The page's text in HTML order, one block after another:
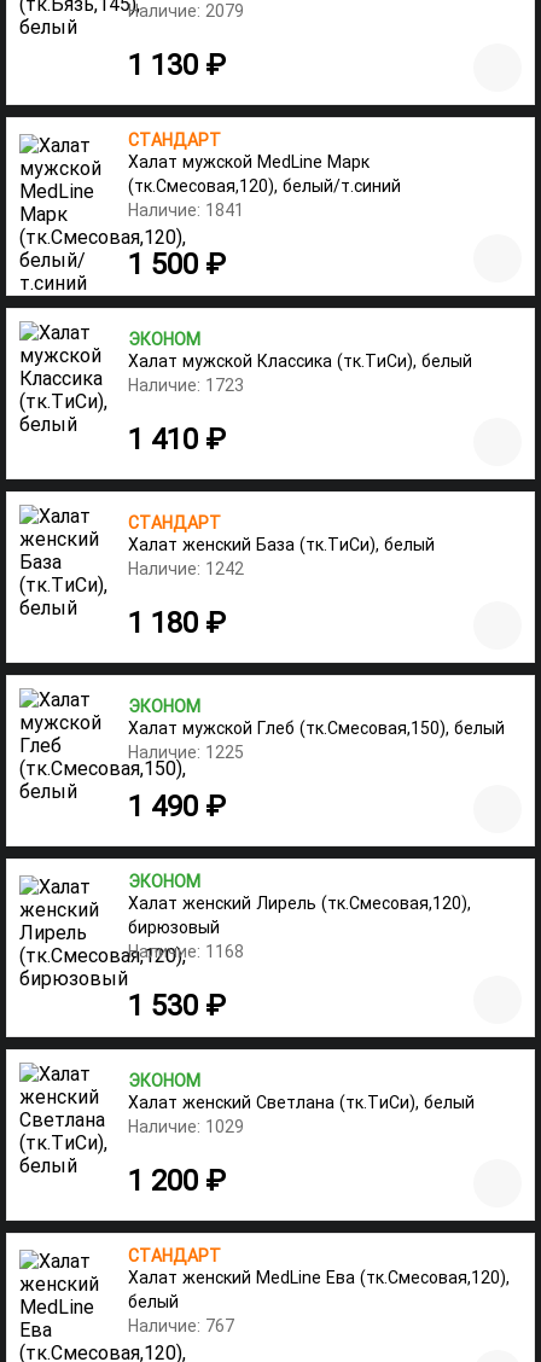
Наличие: 2079
1 130 ₽
СТАНДАРТ
Халат мужской MedLine Марк
(тк.Смесовая,120), белый/т.синий
Наличие: 1841
1 500 ₽
ЭКОНОМ
Халат мужской Классика (тк.ТиСи), белый
Наличие: 1723
1 410 ₽
СТАНДАРТ
Халат женский База (тк.ТиСи), белый
Наличие: 1242
1 180 ₽
ЭКОНОМ
Халат мужской Глеб (тк.Смесовая,150), белый
Наличие: 1225
1 490 ₽
ЭКОНОМ
Халат женский Лирель (тк.Смесовая,120),
бирюзовый
Наличие: 1168
1 530 ₽
ЭКОНОМ
Халат женский Светлана (тк.ТиСи), белый
Наличие: 1029
1 200 ₽
СТАНДАРТ
Халат женский MedLine Ева (тк.Смесовая,120),
белый
Наличие: 767